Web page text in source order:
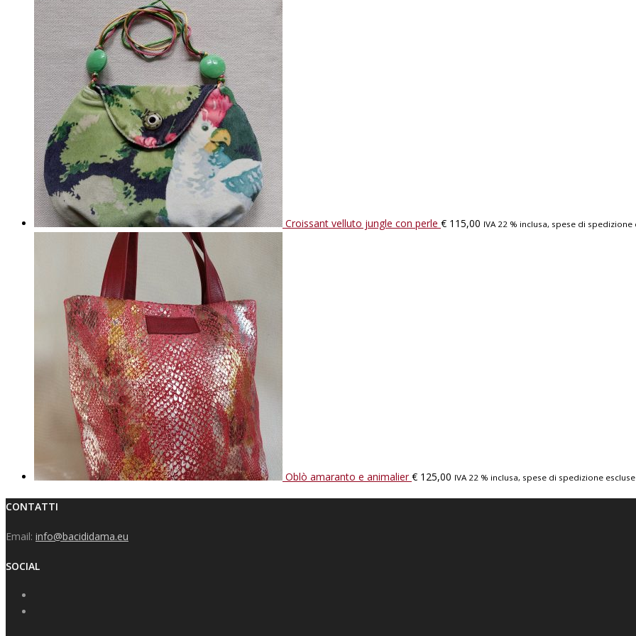
Croissant velluto jungle con perle € 115,00 IVA 22 % inclusa, spese di spedizione
Oblò amaranto e animalier € 125,00 IVA 22 % inclusa, spese di spedizione escluse
CONTATTI
Email: info@bacididama.eu
SOCIAL